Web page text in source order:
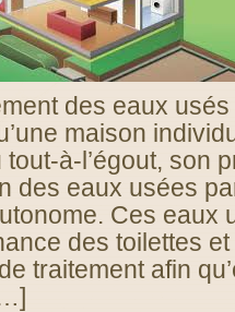
des eaux
maison
à-l’égout, son
des eaux usées
Ces eaux
des toilettes
traitement afin